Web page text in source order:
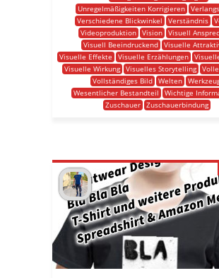
Unregelmäßigkeiten Korrigieren
Verschiedene Blickwinkel
Verständnis
Videoproduktion
Vision
Visuell
Visuell Beeindruckend
Visuelle
Visuelle Effekte
Visuelle Erzählungen
Visuelle Wirkung
Visuelles Storytelling
Vollständiges Bild
Welten
Wesentlicher Bestandteil
Wichtige
Zuschauer
Zuschauerbindung